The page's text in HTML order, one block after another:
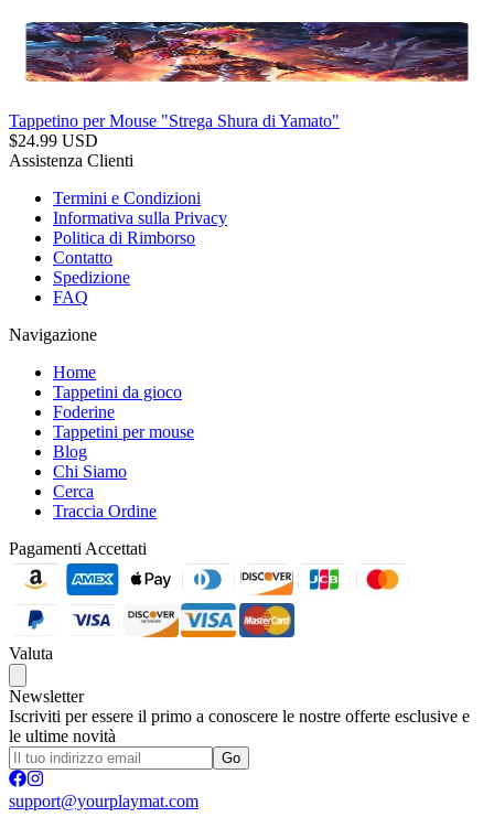
Tappetino per Mouse "Strega Shura di Yamato"
$24.99 USD
Assistenza Clienti
Termini e Condizioni
Informativa sulla Privacy
Politica di Rimborso
Contatto
Spedizione
FAQ
Navigazione
Home
Tappetini da gioco
Foderine
Tappetini per mouse
Blog
Chi Siamo
Cerca
Traccia Ordine
Pagamenti Accettati
Valuta
Newsletter
Iscriviti per essere il primo a conoscere le nostre offerte esclusive e
le ultime novità
Go
support@yourplaymat.com